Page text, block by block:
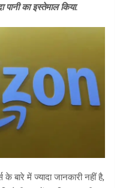
का इस्तेमाल किया.
बारे में ज्यादा जानकारी नहीं है,